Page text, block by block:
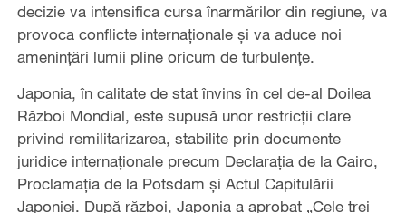
decizie va intensifica cursa înarmărilor din regiune, va
provoca conflicte internaționale și va aduce noi
amenințări lumii pline oricum de turbulențe.
Japonia, în calitate de stat învins în cel de-al Doilea
Război Mondial, este supusă unor restricții clare
privind remilitarizarea, stabilite prin documente
juridice internaționale precum Declarația de la Cairo,
Proclamația de la Potsdam și Actul Capitulării
Japoniei. După război, Japonia a aprobat „Cele trei